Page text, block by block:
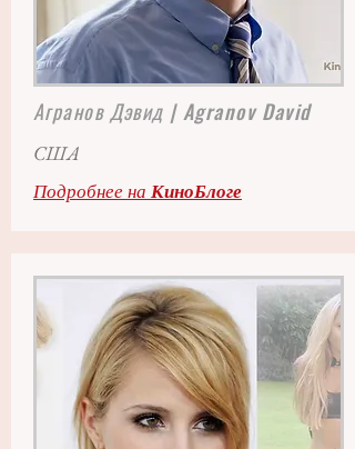
Агранов Дэвид | Agranov David
США
Подробнее на КиноБлоге